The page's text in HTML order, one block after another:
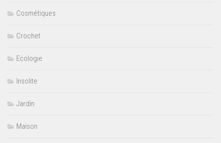
Cosmétiques
Crochet
Ecologie
Insolite
Jardin
Maison